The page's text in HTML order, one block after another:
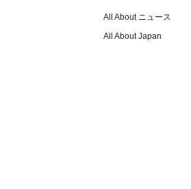
All About ニュース
All About Japan